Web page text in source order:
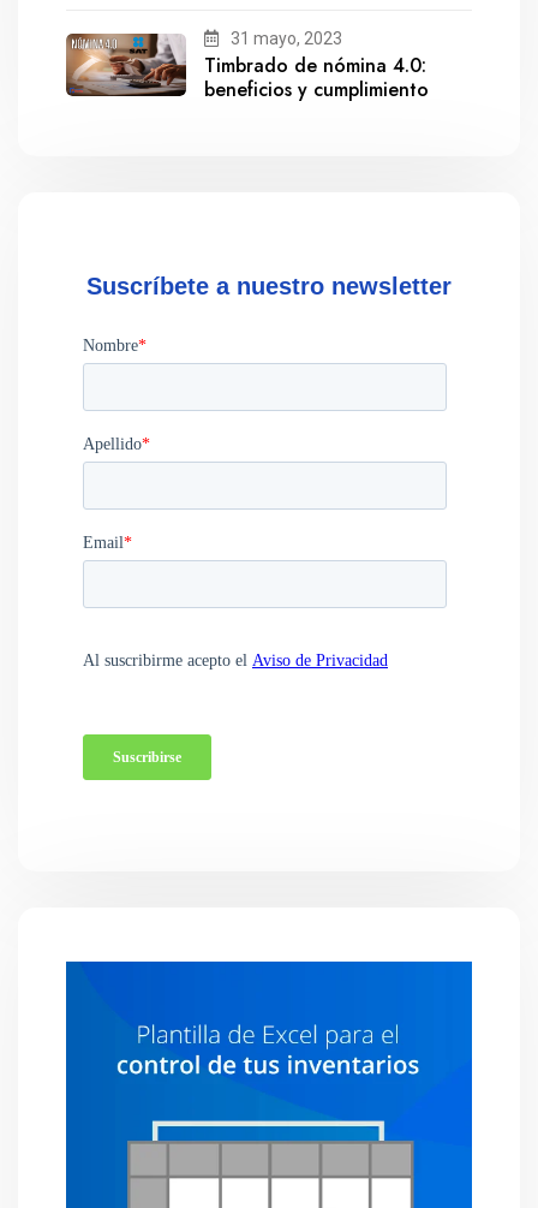
31 mayo, 2023
Timbrado de nómina 4.0:
beneficios y cumplimiento
Suscríbete a nuestro newsletter